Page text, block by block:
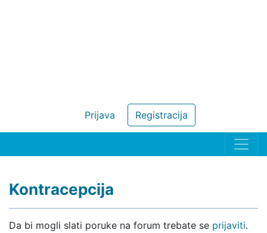
Registracija
Prijava
Kontracepcija
Da bi mogli slati poruke na forum trebate se prijaviti.